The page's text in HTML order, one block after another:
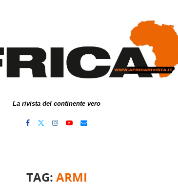
La rivista del continente vero
TAG: ARMI